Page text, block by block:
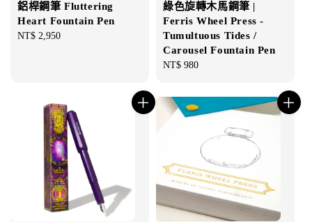
鋁桿鋼筆 Fluttering
Heart Fountain Pen
Regular
NT$ 2,950
綠色旋轉木馬鋼筆 |
Ferris Wheel Press -
Tumultuous Tides /
Carousel Fountain Pen
Regular
NT$ 980